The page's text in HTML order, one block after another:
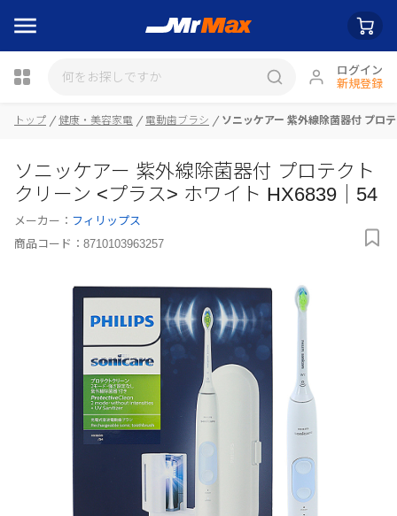
ログイン
新規登録
トップ 健康・美容家電 電動歯ブラシ ソニッケアー 紫外線除菌器付 プロ
ソニッケアー 紫外線除菌器付 プロテクト
クリーン <プラス> ホワイト HX6839｜54
メーカー： フィリップス
商品コード： 8710103963257